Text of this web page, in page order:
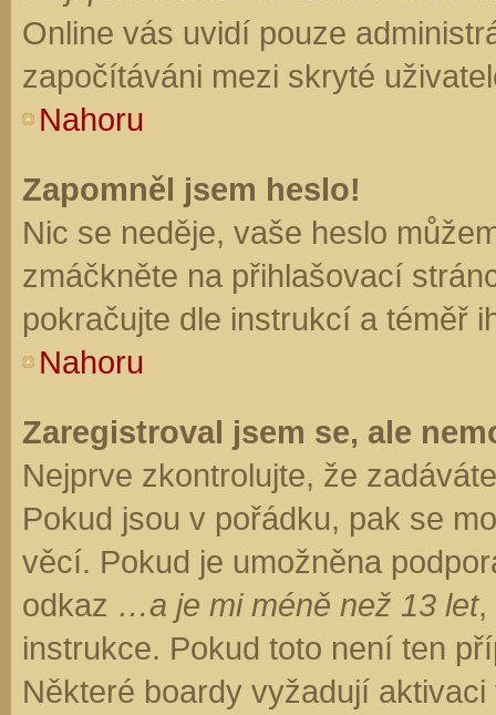
Online vás uvidí pouze
započítáváni mezi skryté
Nahoru
Zapomněl jsem heslo!
Nic se neděje, vaše heslo
zmáčkněte na přihlašovací
pokračujte dle instrukcí a téměř
Nahoru
Zaregistroval jsem se, ale
Nejprve zkontrolujte, že
Pokud jsou v pořádku, pak se
věcí. Pokud je umožněna
odkaz …a je mi méně než 13 let,
instrukce. Pokud toto není ten
Některé boardy vyžadují